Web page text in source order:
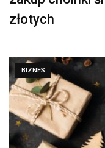
złotych
BIZNES